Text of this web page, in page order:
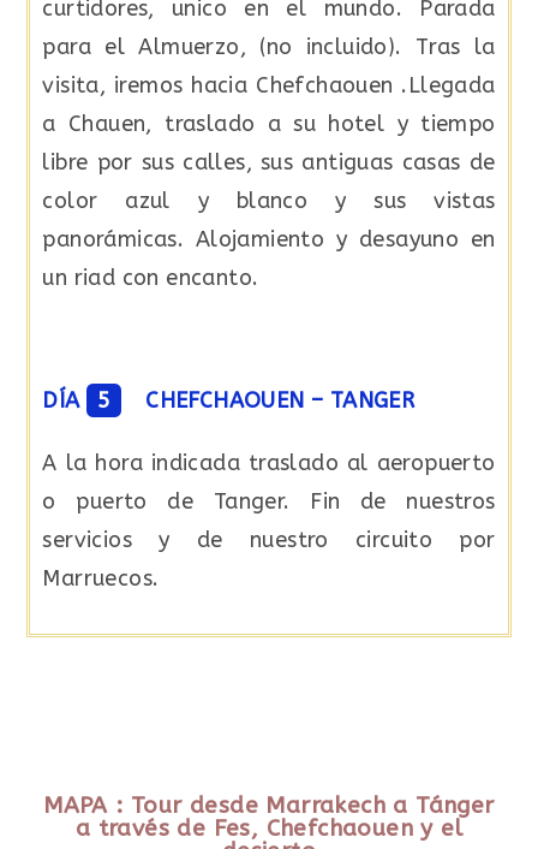
curtidores, unico en el mundo. Parada
para el Almuerzo, (no incluido). Tras la
visita, iremos hacia Chefchaouen .Llegada
a Chauen, traslado a su hotel y tiempo
libre por sus calles, sus antiguas casas de
color azul y blanco y sus vistas
panorámicas. Alojamiento y desayuno en
un riad con encanto.
DÍA 5 CHEFCHAOUEN – TANGER
A la hora indicada traslado al aeropuerto
o puerto de Tanger. Fin de nuestros
servicios y de nuestro circuito por
Marruecos.
MAPA : Tour desde Marrakech a Tánger
a través de Fes, Chefchaouen y el